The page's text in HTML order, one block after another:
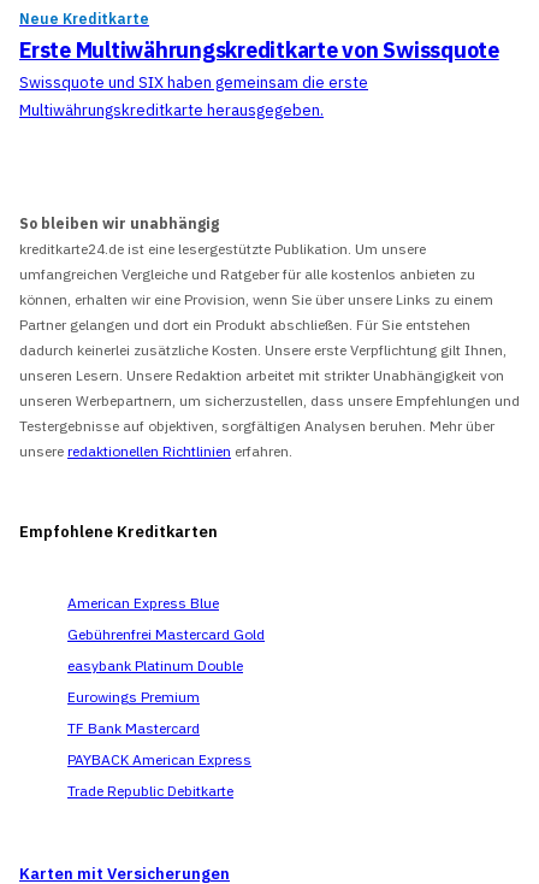
Neue Kreditkarte
Erste Multiwährungskreditkarte von Swissquote
Swissquote und SIX haben gemeinsam die erste
Multiwährungskreditkarte herausgegeben.
So bleiben wir unabhängig
kreditkarte24.de ist eine lesergestützte Publikation. Um unsere
umfangreichen Vergleiche und Ratgeber für alle kostenlos anbieten zu
können, erhalten wir eine Provision, wenn Sie über unsere Links zu einem
Partner gelangen und dort ein Produkt abschließen. Für Sie entstehen
dadurch keinerlei zusätzliche Kosten. Unsere erste Verpflichtung gilt Ihnen,
unseren Lesern. Unsere Redaktion arbeitet mit strikter Unabhängigkeit von
unseren Werbepartnern, um sicherzustellen, dass unsere Empfehlungen und
Testergebnisse auf objektiven, sorgfältigen Analysen beruhen. Mehr über
unsere redaktionellen Richtlinien erfahren.
Empfohlene Kreditkarten
American Express Blue
Gebührenfrei Mastercard Gold
easybank Platinum Double
Eurowings Premium
TF Bank Mastercard
PAYBACK American Express
Trade Republic Debitkarte
Karten mit Versicherungen